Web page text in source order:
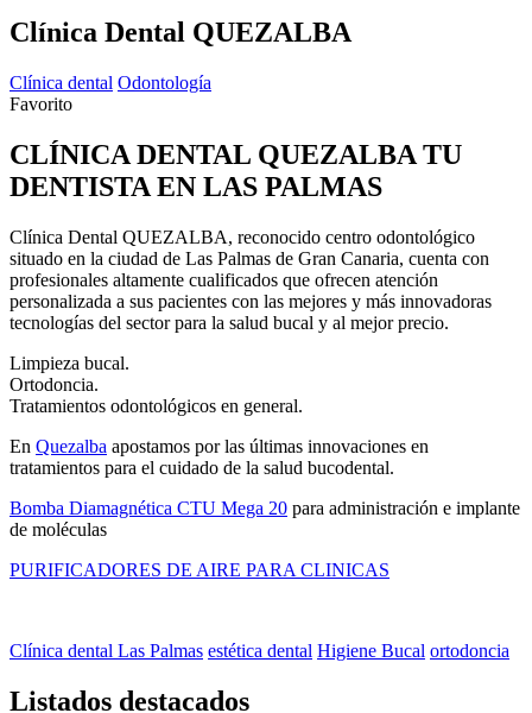
Clínica Dental QUEZALBA
Clínica dental Odontología
Favorito
CLÍNICA DENTAL QUEZALBA TU
DENTISTA EN LAS PALMAS
Clínica Dental QUEZALBA, reconocido centro odontológico
situado en la ciudad de Las Palmas de Gran Canaria, cuenta con
profesionales altamente cualificados que ofrecen atención
personalizada a sus pacientes con las mejores y más innovadoras
tecnologías del sector para la salud bucal y al mejor precio.
Limpieza bucal.
Ortodoncia.
Tratamientos odontológicos en general.
En Quezalba apostamos por las últimas innovaciones en
tratamientos para el cuidado de la salud bucodental.
Bomba Diamagnética CTU Mega 20 para administración e implante
de moléculas
PURIFICADORES DE AIRE PARA CLINICAS
Clínica dental Las Palmas estética dental Higiene Bucal ortodoncia
Listados destacados